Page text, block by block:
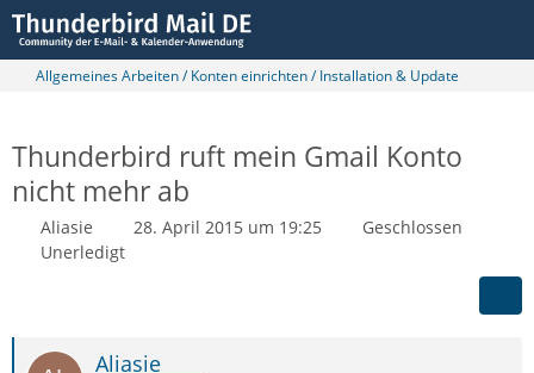
Allgemeines Arbeiten / Konten einrichten / Installation & Update
Thunderbird ruft mein Gmail Konto
nicht mehr ab
Aliasie 28. April 2015 um 19:25
Geschlossen
Unerledigt
Aliasie